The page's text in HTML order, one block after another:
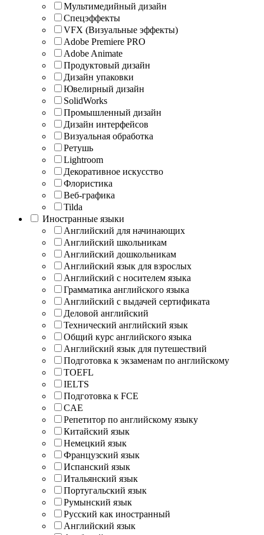
Мультимедийный дизайн
Спецэффекты
VFX (Визуальные эффекты)
Adobe Premiere PRO
Adobe Animate
Продуктовый дизайн
Дизайн упаковки
Ювелирный дизайн
SolidWorks
Промышленный дизайн
Дизайн интерфейсов
Визуальная обработка
Ретушь
Lightroom
Декоративное искусство
Флористика
Веб-графика
Tilda
Иностранные языки
Английский для начинающих
Английский школьникам
Английский дошкольникам
Английский язык для взрослых
Английский с носителем языка
Грамматика английского языка
Английский с выдачей сертификата
Деловой английский
Технический английский язык
Общий курс английского языка
Английский язык для путешествий
Подготовка к экзаменам по английскому
TOEFL
IELTS
Подготовка к FCE
CAE
Репетитор по английскому языку
Китайский язык
Немецкий язык
Французский язык
Испанский язык
Итальянский язык
Португальский язык
Румынский язык
Русский как иностранный
Английский язык